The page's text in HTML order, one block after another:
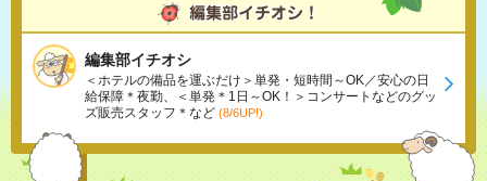
編集部イチオシ
＜ホテルの備品を運ぶだけ＞単発・短時間～OK／安心の日
給保障＊夜勤、＜単発＊1日～OK！＞コンサートなどのグッ
ズ販売スタッフ＊など (8/6UP!)